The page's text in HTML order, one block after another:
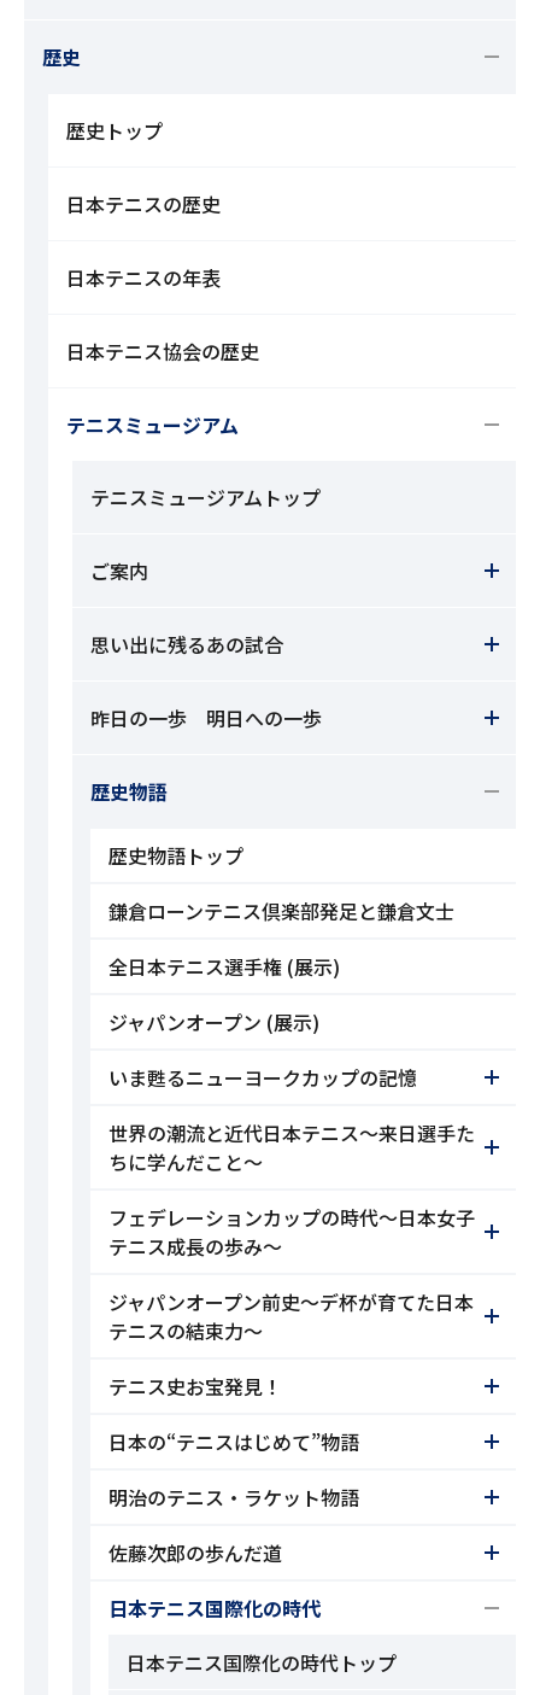
歴史
歴史トップ
日本テニスの歴史
日本テニスの年表
日本テニス協会の歴史
テニスミュージアム
テニスミュージアムトップ
ご案内
思い出に残るあの試合
昨日の一歩 明日への一歩
歴史物語
歴史物語トップ
鎌倉ローンテニス倶楽部発足と鎌倉文士
全日本テニス選手権 (展示)
ジャパンオープン (展示)
いま甦るニューヨークカップの記憶
世界の潮流と近代日本テニス～来日選手た
ちに学んだこと～
フェデレーションカップの時代～日本女子
テニス成長の歩み～
ジャパンオープン前史～デ杯が育てた日本
テニスの結束力～
テニス史お宝発見！
日本の“テニスはじめて”物語
明治のテニス・ラケット物語
佐藤次郎の歩んだ道
日本テニス国際化の時代
日本テニス国際化の時代トップ